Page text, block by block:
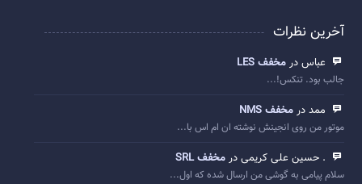
آخرین نظرات
عباس در مخفف LES
جالب بود. تنکس!...
ممد در مخفف NMS
موتور من روی انجینش نوشته ان ام اس با...
. حسین علی کریمی در مخفف SRL
سلام پیامی به گوشی من ارسال شده که اول...